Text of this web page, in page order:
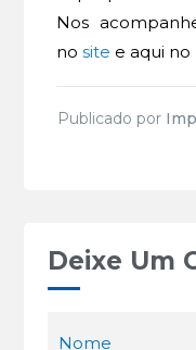
Nos
nosite e aqui no
Publicado por
Deixe Um